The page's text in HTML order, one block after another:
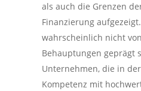
als auch die Grenzen
Finanzierung
wahrscheinlich nicht
Behauptungen geprägt
Unternehmen, die in
Kompetenz mit